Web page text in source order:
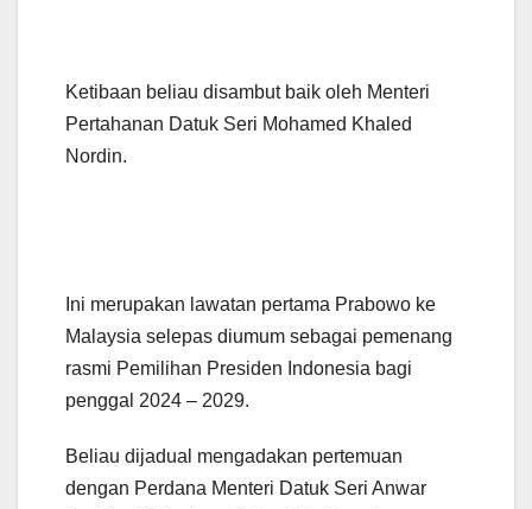
BERNAMA
BERNAMA
Ketibaan beliau disambut baik oleh Menteri
Pertahanan Datuk Seri Mohamed Khaled
Nordin.
Mohamed Khaled Nordin (kiri)
Sumber FOTO: BERNAMA
Mohamed Khaled Nordin (kiri)
Sumber FOTO: BERNAMA
Ini merupakan lawatan pertama Prabowo ke
Malaysia selepas diumum sebagai pemenang
rasmi Pemilihan Presiden Indonesia bagi
penggal 2024 – 2029.
Beliau dijadual mengadakan pertemuan
dengan Perdana Menteri Datuk Seri Anwar